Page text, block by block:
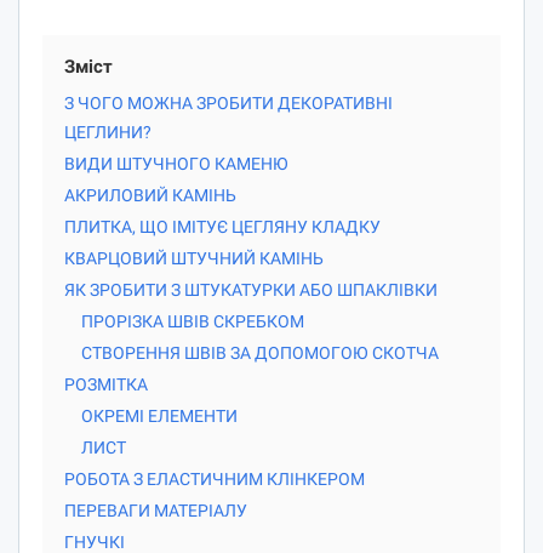
Зміст
З ЧОГО МОЖНА ЗРОБИТИ ДЕКОРАТИВНІ
ЦЕГЛИНИ?
ВИДИ ШТУЧНОГО КАМЕНЮ
АКРИЛОВИЙ КАМІНЬ
ПЛИТКА, ЩО ІМІТУЄ ЦЕГЛЯНУ КЛАДКУ
КВАРЦОВИЙ ШТУЧНИЙ КАМІНЬ
ЯК ЗРОБИТИ З ШТУКАТУРКИ АБО ШПАКЛІВКИ
ПРОРІЗКА ШВІВ СКРЕБКОМ
СТВОРЕННЯ ШВІВ ЗА ДОПОМОГОЮ СКОТЧА
РОЗМІТКА
ОКРЕМІ ЕЛЕМЕНТИ
ЛИСТ
РОБОТА З ЕЛАСТИЧНИМ КЛІНКЕРОМ
ПЕРЕВАГИ МАТЕРІАЛУ
ГНУЧКІ